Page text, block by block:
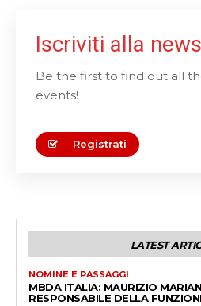
Iscriviti alla
Be the first to find out all
events!
Registrati
LATEST
NOMINE E PASSAGGI
MBDA ITALIA: MAURIZIO
RESPONSABILE DELLA